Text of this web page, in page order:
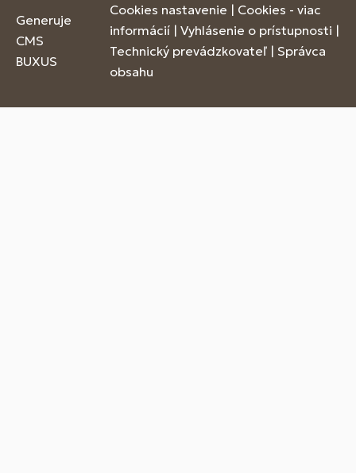
Generuje
CMS
BUXUS
Cookies nastavenie | Cookies - viac
informácií | Vyhlásenie o prístupnosti |
Technický prevádzkovateľ | Správca
obsahu